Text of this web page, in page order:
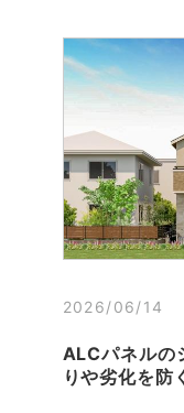
2026/06/14
ALCパネルの
りや劣化を防